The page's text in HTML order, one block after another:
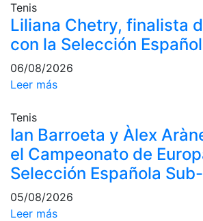
equipos
Leyendas
Jugadores
profesionales
Social de Tenis
Cuadros de
Juego
Cuadro de
Honor
Tenis
Liliana Chetry, finalista
con la Selección
06/08/2026
Leer más
Tenis
Ian Barroeta y Àlex
el Campeonato de
Selección Española
05/08/2026
Leer más